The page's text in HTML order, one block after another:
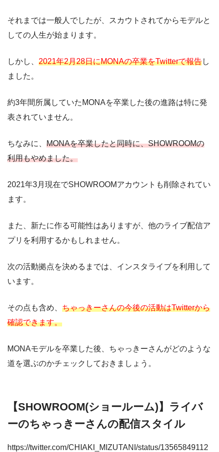
それまでは一般人でしたが、スカウトされてからモデルと
しての人生が始まります。
しかし、 2021年2月28日にMONAの卒業をTwitterで報告し
ました。
約3年間所属していたMONAを卒業した後の進路は特に発
表されていません。
ちなみに、 MONAを卒業したと同時に、SHOWROOMの
利用もやめました。
2021年3月現在でSHOWROOMアカウントも削除されてい
ます。
また、新たに作る可能性はありますが、他のライブ配信ア
プリを利用するかもしれません。
次の活動拠点を決めるまでは、インスタライブを利用して
います。
その点も含め、 ちゃっきーさんの今後の活動はTwitterから
確認できます。
MONAモデルを卒業した後、ちゃっきーさんがどのような
道を選ぶのかチェックしておきましょう。
【SHOWROOM(ショールーム)】ライバ
ーのちゃっきーさんの配信スタイル
https://twitter.com/CHIAKI_MIZUTANI/status/13565849112